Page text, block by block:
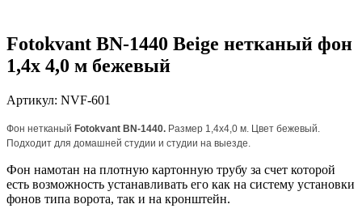
Fotokvant BN-1440 Beige нетканый фон
1,4х 4,0 м бежевый
Артикул: NVF-601
Фон нетканый Fotokvant BN-1440. Размер 1,4х4,0 м. Цвет бежевый.
Подходит для домашней студии и студии на выезде.
Фон намотан на плотную картонную трубу за счет которой
есть возможность устанавливать его как на систему установки
фонов типа ворота, так и на кронштейн.